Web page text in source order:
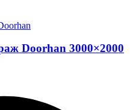
Doorhan 3000×2000